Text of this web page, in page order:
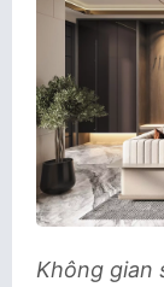
Không gian